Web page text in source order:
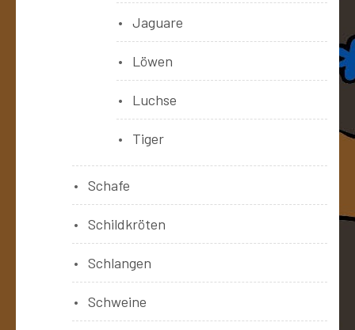
Jaguare
Löwen
Luchse
Tiger
Schafe
Schildkröten
Schlangen
Schweine